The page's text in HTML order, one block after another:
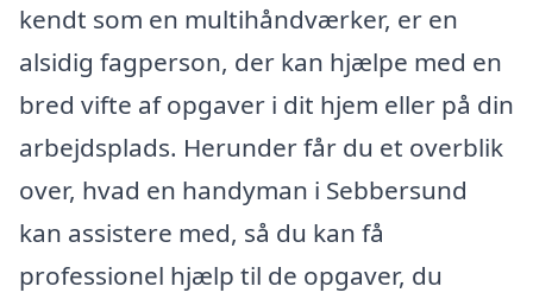
kendt som en multihåndværker, er en
alsidig fagperson, der kan hjælpe med en
bred vifte af opgaver i dit hjem eller på din
arbejdsplads. Herunder får du et overblik
over, hvad en handyman i Sebbersund
kan assistere med, så du kan få
professionel hjælp til de opgaver, du